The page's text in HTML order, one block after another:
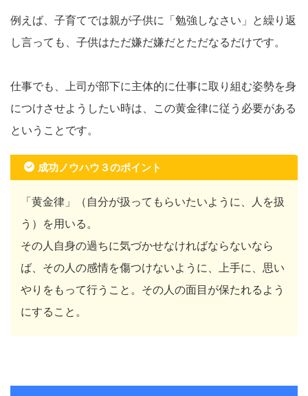
例えば、子育てでは親が子供に「勉強しなさい」と繰り返
し言っても、子供はただ嫌だ嫌だとただなるだけです。
仕事でも、上司が部下に主体的に仕事に取り組む姿勢を身
につけさせようしたい時は、この黄金律に従う必要がある
ということです。
成功ノウハウ３のポイント
「黄金律」（自分が扱ってもらいたいように、人を扱
う）を用いる。
その人自身の過ちに気づかせなければならないなら
ば、その人の感情を傷つけないように、上手に、思い
やりをもって行うこと。その人の面目が保たれるよう
にすること。